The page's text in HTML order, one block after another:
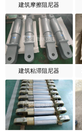
建筑摩擦阻尼器
建筑粘滞阻尼器